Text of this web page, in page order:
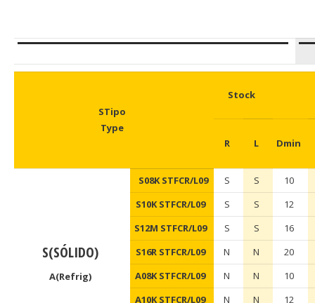
STipo
Type
Stock
R L Dmin
S(SÓLIDO)
A(Refrig)
S08K STFCR/L09 S S
10
S10K STFCR/L09
S S
12
S12M STFCR/L09
S S
16
S16R STFCR/L09
N N
20
A08K STFCR/L09
N N
10
A10K STFCR/L09
N N
12